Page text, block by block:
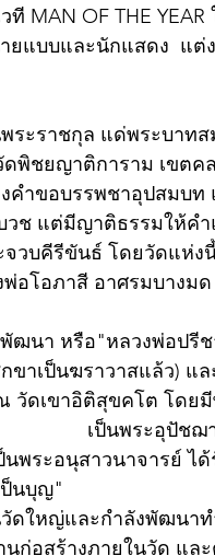
MAN OF THE YEAR
ยแบบและนักแสดง  แต่
ระราชกุล แด่พระบาท
พิชยญาติการาม เขตค
ำขอบรรพชาอุปสมบท
วช แต่มีญาติธรรมให้ค
วบคีรีขันธ์ โดยวัดแห่
อโอภาสี อาศรมบางม
ฒนา หรือ"หลวงพ่อปรีช
าเป็นฆราวาสแล้ว) แ
ณ วัดเขาอิติสุขคโต โด
เป็นพระอุปัช
พระอนุสาวนาจารย์ ไ
นบุญ"
ดใหญ่และกำลังพัฒนาท
ก่อสร้างภายในวัด แล